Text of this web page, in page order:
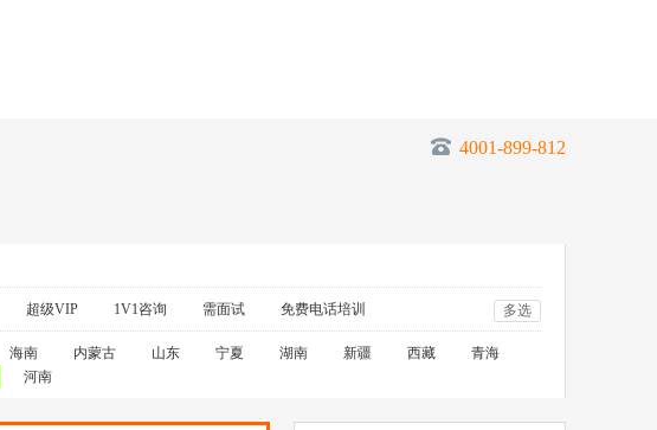
4001-899-812
超级VIP 1V1咨询 需面试 免费电话培训 多选
海南 内蒙古 山东 宁夏 湖南 新疆 西藏
青海
河南